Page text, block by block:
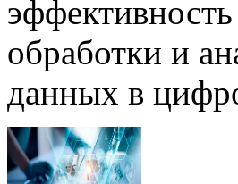
эффективность
обработки и
данных в